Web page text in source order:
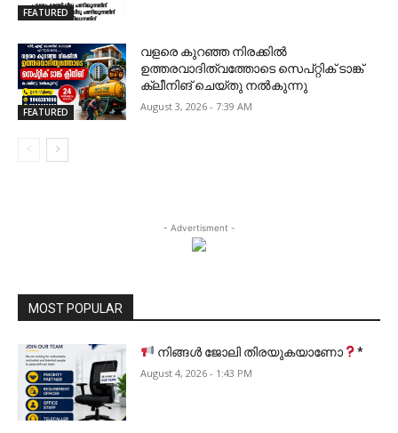
FEATURED
FEATURED
വളരെ കുറഞ്ഞ നിരക്കിൽ
ഉത്തരവാദിത്വത്തോടെ സെപ്റ്റിക് ടാങ്ക്
ക്ലീനിങ് ചെയ്തു നൽകുന്നു
August 3, 2026 - 7:39 AM
- Advertisment -
MOST POPULAR
നിങ്ങൾ ജോലി തിരയുകയാണോ *
August 4, 2026 - 1:43 PM